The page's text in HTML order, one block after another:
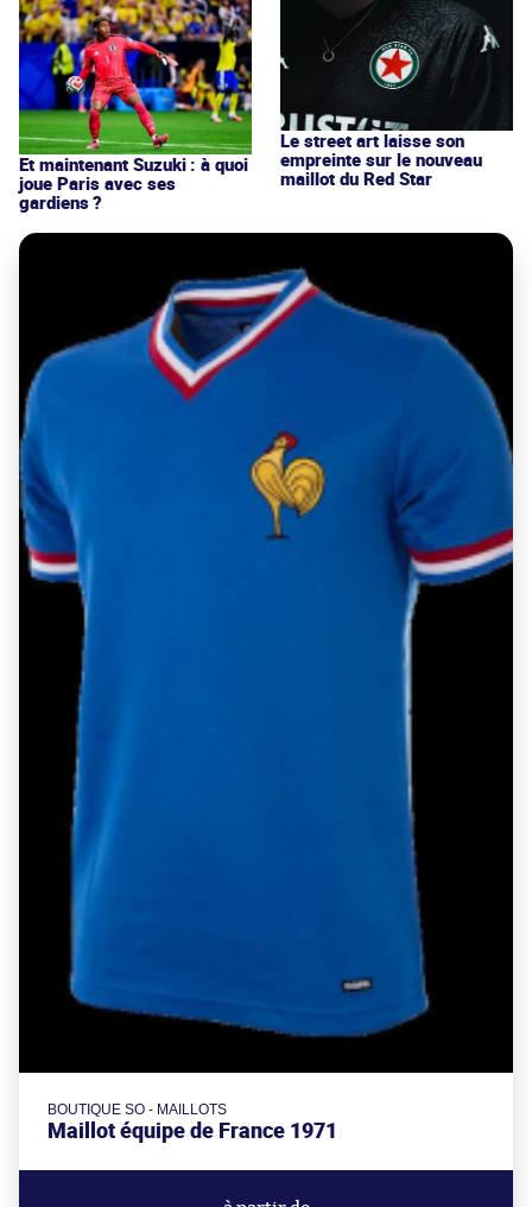
Et maintenant Suzuki : à quoi
joue Paris avec ses
gardiens ?
Le street art laisse son
empreinte sur le nouveau
maillot du Red Star
BOUTIQUE SO - MAILLOTS
Maillot équipe de France 1971